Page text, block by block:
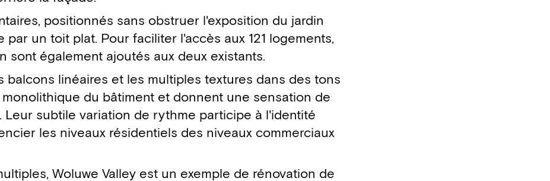
positionnés sans obstruer l'exposition du jardin
un toit plat. Pour faciliter l'accès aux 121 logements,
sont également ajoutés aux deux existants.
balcons linéaires et les multiples textures dans des tons
du bâtiment et donnent une sensation de
subtile variation de rythme participe à l'identité
les niveaux résidentiels des niveaux commerciaux
Woluwe Valley est un exemple de rénovation de